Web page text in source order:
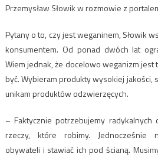
Przemysław Słowik w rozmowie z
Pytany o to, czy jest weganinem, Słowik
konsumentem. Od ponad dwóch lat
Wiem jednak, że docelowo weganizm jest
być. Wybieram produkty wysokiej jakości,
unikam produktów odzwierzęcych.
– Faktycznie potrzebujemy radykalnych
rzeczy, które robimy. Jednocześnie
obywateli i stawiać ich pod ścianą.